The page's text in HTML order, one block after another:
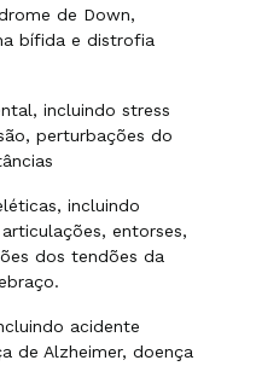
de Down,
bífida e distrofia
incluindo stress
perturbações do
incluindo
entorses,
dos tendões da
acidente
de Alzheimer, doença